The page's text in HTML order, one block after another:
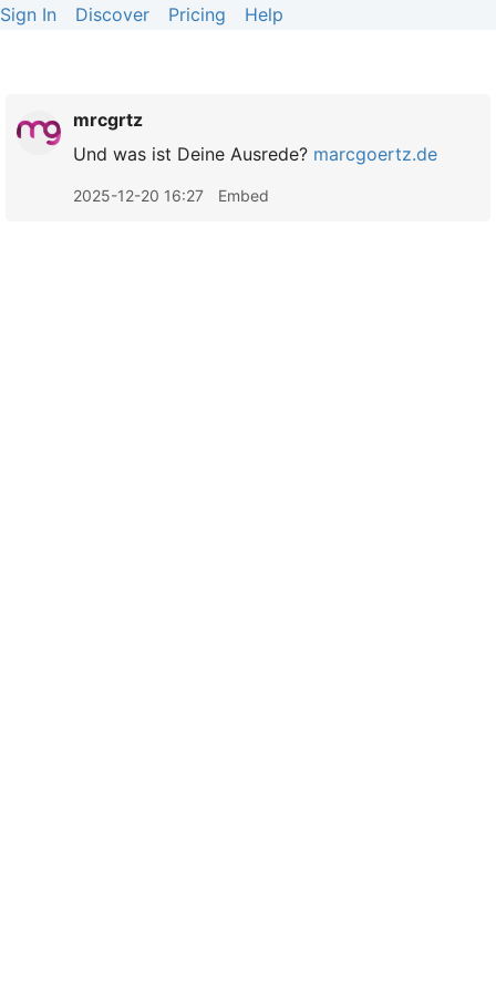
Sign In Discover Pricing Help
mrcgrtz
Und was ist Deine Ausrede? marcgoertz.de
2025-12-20 16:27 Embed